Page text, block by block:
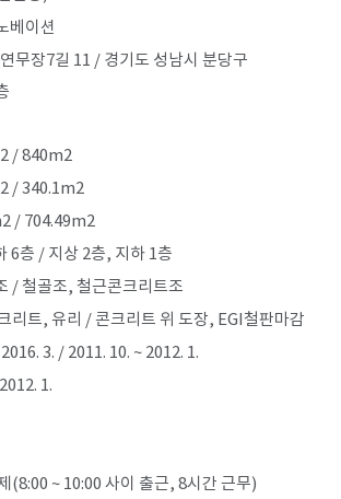
베이션
무장7길 11 / 경기도 성남시 분당구
/ 840m2
/ 340.1m2
/ 704.49m2
6층 / 지상 2층, 지하 1층
/ 철골조, 철근콘크리트조
리트, 유리 / 콘크리트 위 도장, EGI철판마감
3. / 2011. 10. ~ 2012. 1.
1.
(8:00 ~ 10:00 사이 출근, 8시간 근무)